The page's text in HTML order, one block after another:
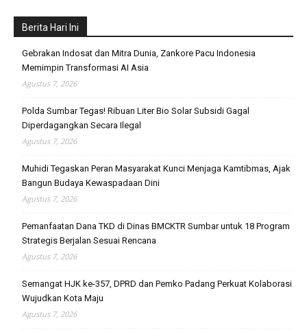
Berita Hari Ini
Gebrakan Indosat dan Mitra Dunia, Zankore Pacu Indonesia
Memimpin Transformasi AI Asia
Agustus 7, 2026
Polda Sumbar Tegas! Ribuan Liter Bio Solar Subsidi Gagal
Diperdagangkan Secara Ilegal
Agustus 7, 2026
Muhidi Tegaskan Peran Masyarakat Kunci Menjaga Kamtibmas, Ajak
Bangun Budaya Kewaspadaan Dini
Agustus 7, 2026
Pemanfaatan Dana TKD di Dinas BMCKTR Sumbar untuk 18 Program
Strategis Berjalan Sesuai Rencana
Agustus 7, 2026
Semangat HJK ke-357, DPRD dan Pemko Padang Perkuat Kolaborasi
Wujudkan Kota Maju
Agustus 7, 2026